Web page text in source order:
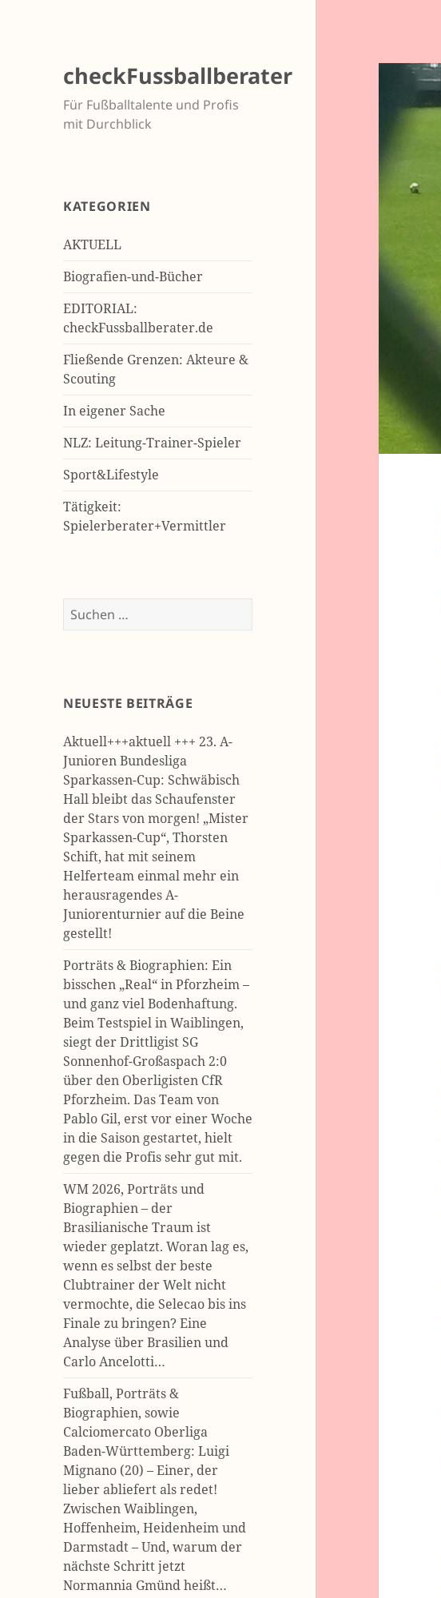
checkFussballberater
Für Fußballtalente und Profis
mit Durchblick
KATEGORIEN
AKTUELL
Biografien-und-Bücher
EDITORIAL:
checkFussballberater.de
Fließende Grenzen: Akteure &
Scouting
In eigener Sache
NLZ: Leitung-Trainer-Spieler
Sport&Lifestyle
Tätigkeit:
Spielerberater+Vermittler
Suchen
nach:
NEUESTE BEITRÄGE
Aktuell+++aktuell +++ 23. A-
Junioren Bundesliga
Sparkassen-Cup: Schwäbisch
Hall bleibt das Schaufenster
der Stars von morgen! „Mister
Sparkassen-Cup“, Thorsten
Schift, hat mit seinem
Helferteam einmal mehr ein
herausragendes A-
Juniorenturnier auf die Beine
gestellt!
Porträts & Biographien: Ein
bisschen „Real“ in Pforzheim –
und ganz viel Bodenhaftung.
Beim Testspiel in Waiblingen,
siegt der Drittligist SG
Sonnenhof-Großaspach 2:0
über den Oberligisten CfR
Pforzheim. Das Team von
Pablo Gil, erst vor einer Woche
in die Saison gestartet, hielt
gegen die Profis sehr gut mit.
WM 2026, Porträts und
Biographien – der
Brasilianische Traum ist
wieder geplatzt. Woran lag es,
wenn es selbst der beste
Clubtrainer der Welt nicht
vermochte, die Selecao bis ins
Finale zu bringen? Eine
Analyse über Brasilien und
Carlo Ancelotti…
Fußball, Porträts &
Biographien, sowie
Calciomercato Oberliga
Baden-Württemberg: Luigi
Mignano (20) – Einer, der
lieber abliefert als redet!
Zwischen Waiblingen,
Hoffenheim, Heidenheim und
Darmstadt – Und, warum der
nächste Schritt jetzt
Normannia Gmünd heißt…